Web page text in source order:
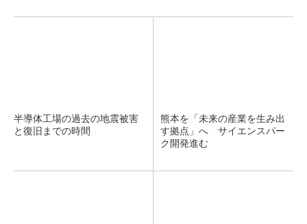
半導体工場の過去の地震被害
と復旧までの時間
熊本を「未来の産業を生み出
す拠点」へ サイエンスパー
ク開発進む